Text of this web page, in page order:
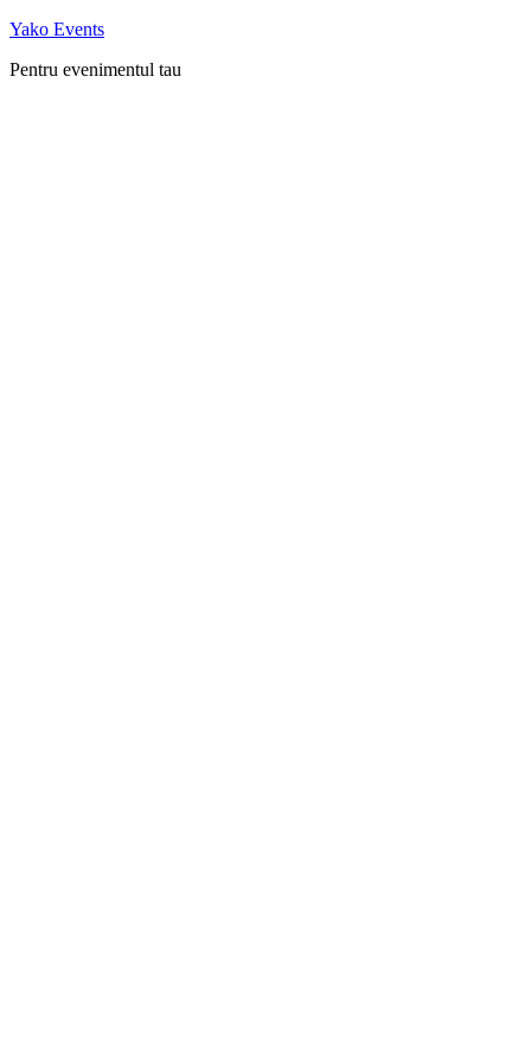
Skip
content
Yako Events
Pentru evenimentul tau